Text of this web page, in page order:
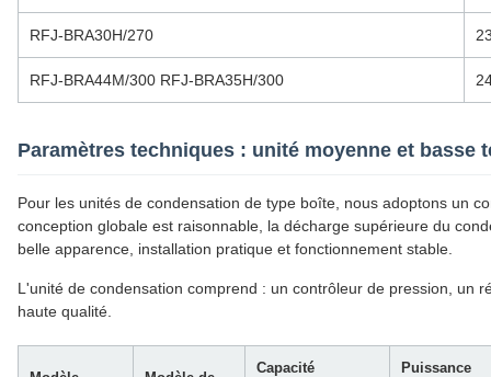
RFJ-BRA30H/270
RFJ-BRA44M/300 RFJ-BRA35H/300
Paramètres techniques : unité moyenne et basse
Pour les unités de condensation de type boîte, nous adoptons un
conception globale est raisonnable, la décharge supérieure du
belle apparence, installation pratique et fonctionnement stable.
L'unité de condensation comprend : un contrôleur de pression, un
haute qualité.
Capacité
Puissance